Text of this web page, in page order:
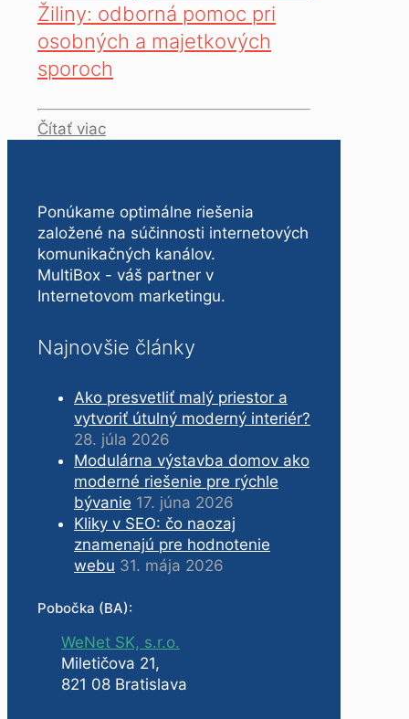
Žiliny: odborná pomoc pri
osobných a majetkových
sporoch
Čítať viac
Ponúkame optimálne riešenia
založené na súčinnosti internetových
komunikačných kanálov.
MultiBox - váš partner v
Internetovom marketingu.
Najnovšie články
Ako presvetliť malý priestor a
vytvoriť útulný moderný interiér?
28. júla 2026
Modulárna výstavba domov ako
moderné riešenie pre rýchle
bývanie 17. júna 2026
Kliky v SEO: čo naozaj
znamenajú pre hodnotenie
webu 31. mája 2026
Pobočka (BA):
WeNet SK, s.r.o.
Miletičova 21,
821 08 Bratislava